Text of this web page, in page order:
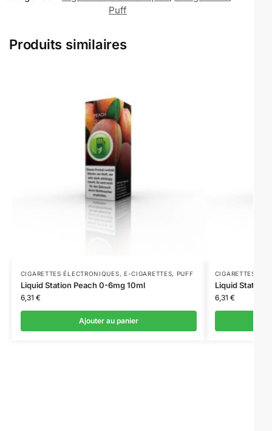
Puff
Produits similaires
CIGARETTES ÉLECTRONIQUES, E-CIGARETTES, PUFF
Liquid Station Peach 0-6mg 10ml
6,31 €
Ajouter au panier
CIGARETTES
Liquid Station
6,31 €